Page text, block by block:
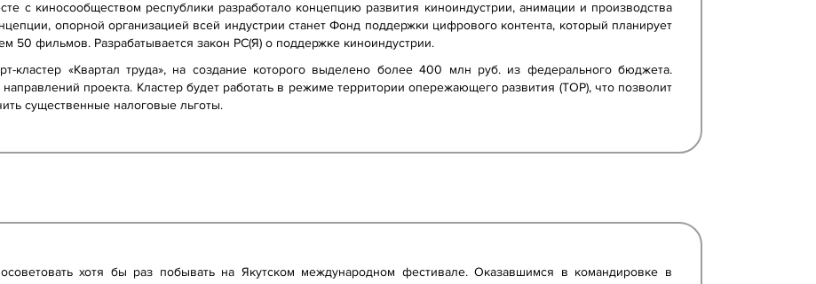
с киносообществом республики разработало концепцию развития киноиндустрии, анимации и производства
опорной организацией всей индустрии станет Фонд поддержки цифрового контента, который планирует
50 фильмов. Разрабатывается закон РС(Я) о поддержке киноиндустрии.
кластер «Квартал труда», на создание которого выделено более 400 млн руб. из федерального бюджета.
проекта. Кластер будет работать в режиме территории опережающего развития (ТОР), что позволит
существенные налоговые льготы.
хотя бы раз побывать на Якутском международном фестивале. Оказавшимся в командировке в